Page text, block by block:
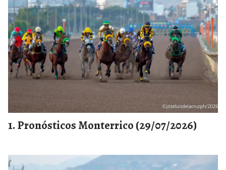
Pronósticos Monterrico (29/07/2026)